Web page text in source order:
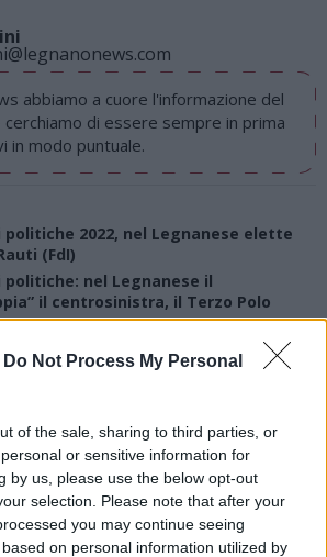
Do Not Process My Personal
of the sale, sharing to third parties, or
or sensitive information for
by us, please use the below opt-out
selection. Please note that after your
you may continue seeing
on personal information utilized by
abbiamo a cuore l'informazione del
di essere sempre in prima
in modo puntuale.
politiche 2022, nel Legnanese elette
(FdI)
politiche: nel Legnanese il
il centrosinistra, il Terzo Polo
politiche 2022: i risultati in diretta.
Legnano: “Un risultato straordinario
Rauti (FdI): “Preferita da un
si è lasciato condizionare dalle